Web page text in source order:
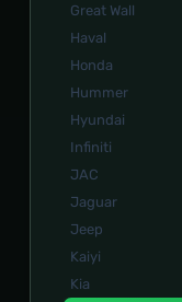
Great Wall
Haval
Honda
Hummer
Hyundai
Infiniti
JAC
Jaguar
Jeep
Kaiyi
Kia